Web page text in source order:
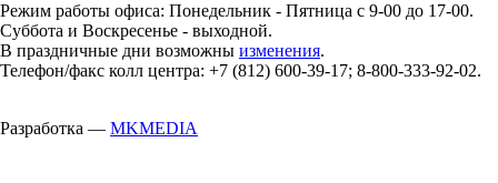
Режим работы офиса: Понедельник - Пятница с 9-00 до 17-00.
Суббота и Воскресенье - выходной.
В праздничные дни возможны изменения.
Телефон/факс колл центра: +7 (812) 600-39-17; 8-800-333-92-02.
Разработка — MKMEDIA